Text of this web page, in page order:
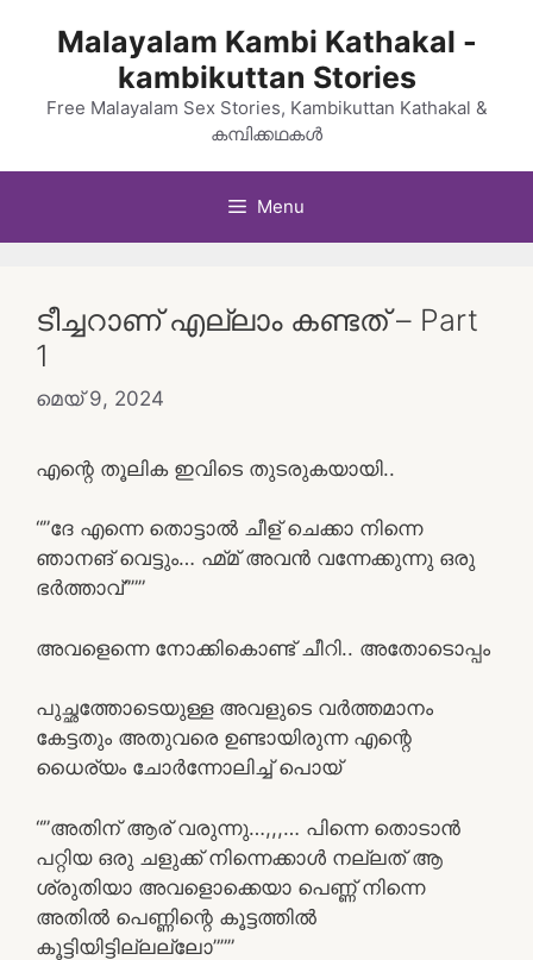
Malayalam Kambi Kathakal -
kambikuttan Stories
Free Malayalam Sex Stories, Kambikuttan Kathakal &
കമ്പിക്കഥകൾ
Menu
ടീച്ചറാണ് എല്ലാം കണ്ടത് – Part
1
മെയ്‌ 9, 2024
എന്റെ തൂലിക ഇവിടെ തുടരുകയായി..
“”ദേ എന്നെ തൊട്ടാൽ ചീള് ചെക്കാ നിന്നെ
ഞാനങ് വെട്ടും… ഹ്മ്മ് അവൻ വന്നേക്കുന്നു ഒരു
ഭർത്താവ്”””
അവളെന്നെ നോക്കികൊണ്ട് ചീറി.. അതോടൊപ്പം
പുച്ഛത്തോടെയുള്ള അവളുടെ വർത്തമാനം
കേട്ടതും അതുവരെ ഉണ്ടായിരുന്ന എന്റെ
ധൈര്യം ചോർന്നോലിച്ച് പൊയ്
“”അതിന് ആര് വരുന്നു…,,,… പിന്നെ തൊടാൻ
പറ്റിയ ഒരു ചളുക്ക് നിന്നെക്കാൾ നല്ലത് ആ
ശ്രുതിയാ അവളൊക്കെയാ പെണ്ണ് നിന്നെ
അതിൽ പെണ്ണിന്റെ കൂട്ടത്തിൽ
കൂട്ടിയിട്ടില്ലല്ലോ”””